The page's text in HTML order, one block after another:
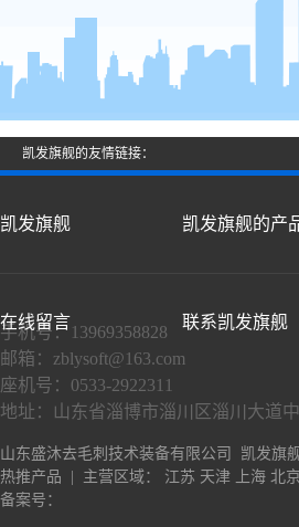
凯发旗舰的友情链接：
凯发旗舰 凯发旗舰的产
在线留言 联系凯发旗舰
手机号：13969358828
邮箱： zblysoft@163.com
座机号：0533-2922311
地址：山东省淄博市淄川区淄川大道
山东盛沐去毛刺技术装备有限公司 凯发旗
热推产品 | 主营区域： 江苏 天津 上海 北京
备案号：